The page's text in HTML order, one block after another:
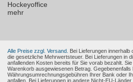
Hockeyoffice
mehr
Alle Preise zzgl. Versand. Bei Lieferungen
die gesetzliche Mehrwertsteuer. Bei Lieferungen in
anfallenden Kosten bereits für Sie vorab bezahlt.
Warenkorb ausgewiesenen Betrag. Gegebenenfalls
Währungsumrechnungsgebühren Ihrer Bank oder
anfallen. Bei Lieferungen in andere Nicht-EU-